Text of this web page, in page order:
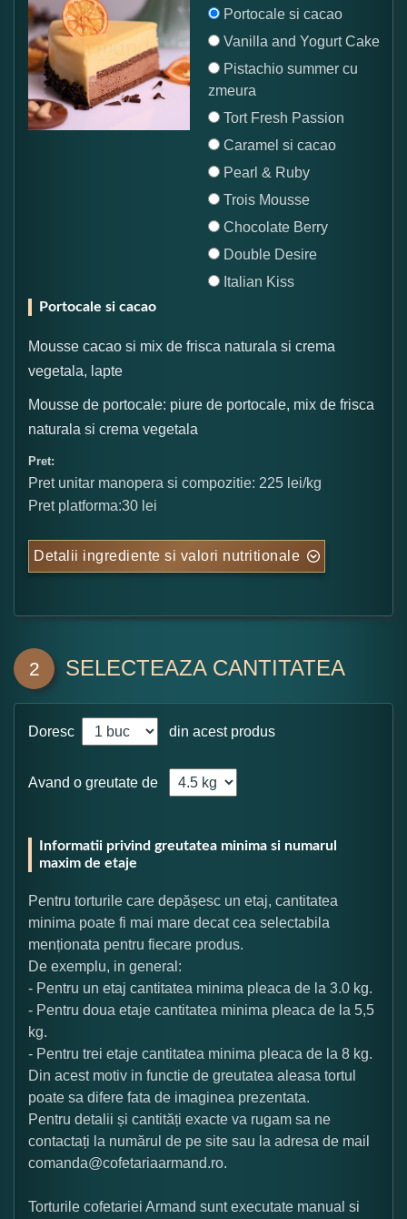
Portocale si cacao
Vanilla and Yogurt Cake
Pistachio summer cu
zmeura
Tort Fresh Passion
Caramel si cacao
Pearl & Ruby
Trois Mousse
Chocolate Berry
Double Desire
Italian Kiss
Portocale si cacao
Mousse cacao si mix de frisca naturala si crema
vegetala, lapte
Mousse de portocale: piure de portocale, mix de frisca
naturala si crema vegetala
Pret:
Pret unitar manopera si compozitie: 225 lei/kg
Pret platforma:30 lei
Detalii ingrediente si valori nutritionale
2 SELECTEAZA CANTITATEA
Doresc din acest produs
Avand o greutate de
Informatii privind greutatea minima si numarul
maxim de etaje
Pentru torturile care depășesc un etaj, cantitatea
minima poate fi mai mare decat cea selectabila
menționata pentru fiecare produs.
De exemplu, in general:
- Pentru un etaj cantitatea minima pleaca de la 3.0 kg.
- Pentru doua etaje cantitatea minima pleaca de la 5,5
kg.
- Pentru trei etaje cantitatea minima pleaca de la 8 kg.
Din acest motiv in functie de greutatea aleasa tortul
poate sa difere fata de imaginea prezentata.
Pentru detalii și cantități exacte va rugam sa ne
contactați la numărul de pe site sau la adresa de mail
comanda@cofetariaarmand.ro.
Torturile cofetariei Armand sunt executate manual si